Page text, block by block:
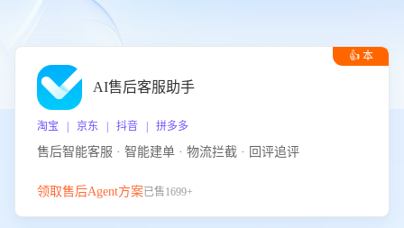
👍 本
AI售后客服助手
淘宝 | 京东 | 抖音 | 拼多多
售后智能客服 · 智能建单 · 物流拦截 · 回评追评
领取售后Agent方案已售1699+